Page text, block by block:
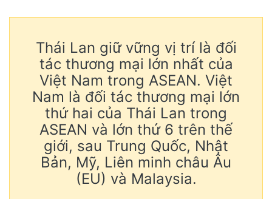
Thái Lan giữ vững vị trí là đối
tác thương mại lớn nhất của
Việt Nam trong ASEAN. Việt
Nam là đối tác thương mại lớn
thứ hai của Thái Lan trong
ASEAN và lớn thứ 6 trên thế
giới, sau Trung Quốc, Nhật
Bản, Mỹ, Liên minh châu Âu
(EU) và Malaysia.